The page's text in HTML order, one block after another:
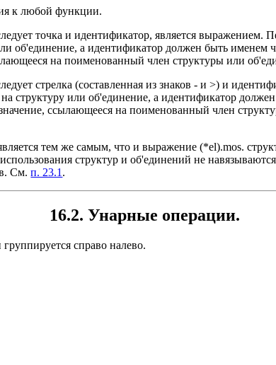
к любой функции.
точка и идентификатор, является выражением.
об'единение, а идентификатор должен быть именем
на поименованный член структуры или
стрелка (составленная из знаков - и >) и
структуру или об'единение, а идентификатор
значение, ссылающееся на поименованный член
тем же самым, что и выражение (*el).mos.
структур и об'единений не
См.п. 23.1.
16.2. Унарные операции.
справо налево.